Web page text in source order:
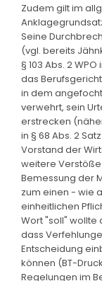
Zudem gilt im
Anklagegrundsatz
Seine
(vgl. bereits
§ 103 Abs. 2
das
in dem
verwehrt, sein
erstrecken (näher
in § 68 Abs. 2
Vorstand der
weitere
Bemessung der
zum einen - wie
einheitlichen
Wort "soll" wollte
dass
Entscheidung
können (BT-
Regelungen im